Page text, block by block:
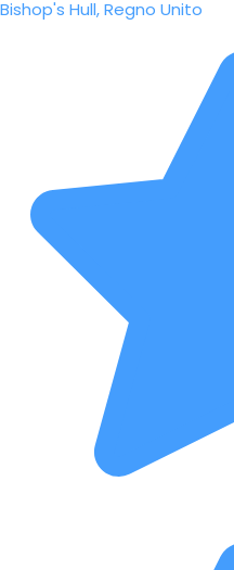
Bishop's Hull, Regno Unito